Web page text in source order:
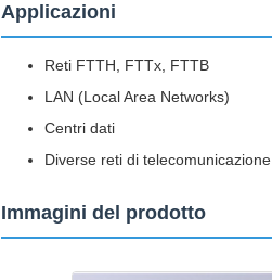
Applicazioni
Reti FTTH, FTTx, FTTB
LAN (Local Area Networks)
Centri dati
Diverse reti di telecomunicazione
Immagini del prodotto